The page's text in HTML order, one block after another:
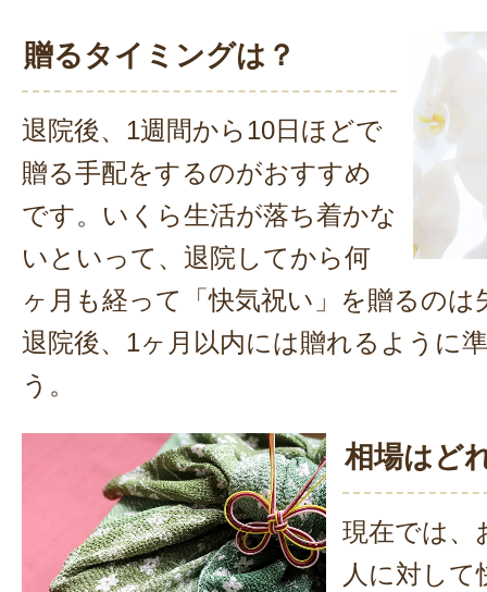
贈るタイミングは？
退院後、1週間から10日ほどで
贈る手配をするのがおすすめ
です。いくら生活が落ち着かな
いといって、退院してから何
ヶ月も経って「快気祝い」を贈るの
退院後、1ヶ月以内には贈れるように
う。
相場はど
現在では、
人に対し